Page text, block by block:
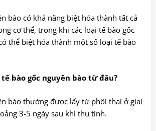
bào có khả năng biệt hóa thành tất cả
cơ thể, trong khi các loại tế bào gốc
thể biệt hóa thành một số loại tế bào
bào gốc nguyên bào từ đâu?
bào thường được lấy từ phôi thai ở giai
3-5 ngày sau khi thụ tinh.